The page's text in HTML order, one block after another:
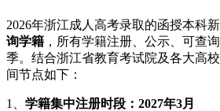
2026年浙江成人高考录取的函授本科新
询学籍 ，所有学籍注册、公示、可查
季。结合浙江省教育考试院及各大高
间节点如下：
1、 学籍集中注册时段：2027年3月